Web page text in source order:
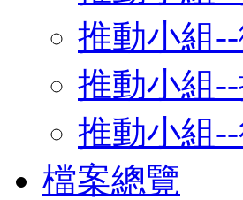
推動小組
推動小組
推動小組
檔案總覽